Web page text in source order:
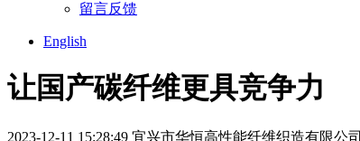
留言反馈
English
让国产碳纤维更具竞争力
2023-12-11 15:28:49 宜兴市华恒高性能纤维织造有限公司